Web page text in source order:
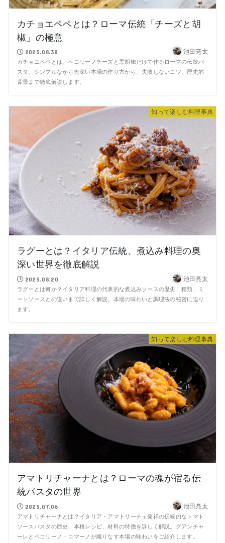
カチョエペペとは？ローマ伝統「チーズと胡
椒」の極意
2025.08.30 池田亮太
カチョエペペとは、ペコリーノチーズと黒胡椒だけで作るローマの伝統パ
スタ。シンプルながら奥深い本場の作り方から、失敗しないコツ、歴史的
背景まで徹底解説します。
知って楽しむ料理事典
ラグーとは？イタリア伝統、煮込み料理の奥
深い世界を徹底解説
2025.08.20 池田亮太
ラグーとは何か？イタリア料理の代表的な煮込みソースの歴史、種類、ミ
ートソースとの違いまで詳しく解説。本場の味わいと調理法の秘密に迫り
ます。
知って楽しむ料理事典
アマトリチャーナとは？ローマの魂が宿る伝
統パスタの世界
2025.07.06 池田亮太
アマトリチャーナとは？イタリア・アマトリーチェ発祥の伝統的なトマト
ソースパスタの歴史、本格レシピ、材料の特徴を詳しく解説。グアンチャ
ーレとペコリーノ・ロマーノが織りなす本場の味わいをご紹介します。